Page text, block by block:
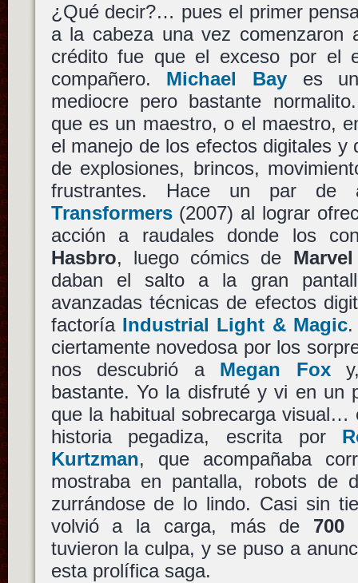
¿Qué decir?… pues el primer
a la cabeza una vez comenzaron
crédito fue que el exceso por el
compañero. Michael Bayes un
mediocre pero bastante
que es un maestro, o el maestro,
el manejo de los efectos digitales y
de explosiones, brincos,
frustrantes. Hace un par de
Transformers(2007) al lograr
acción a raudales donde los
Hasbro, luego cómics de Marvel
daban el salto a la gran
avanzadas técnicas de efectos
factoría Industrial Light & Magic
ciertamente novedosa por los
nos descubrió a Megan Foxy,
bastante. Yo la disfruté y vi en un
que la habitual sobrecarga visual…
historia pegadiza, escrita por
Kurtzman, que acompañaba
mostraba en pantalla, robots de
zurrándose de lo lindo. Casi sin
volvió a la carga, más de 700
tuvieron la culpa, y se puso a
esta prolífica saga.